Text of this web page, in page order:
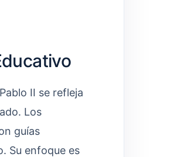
II se refleja
Los
guías
Su enfoque es